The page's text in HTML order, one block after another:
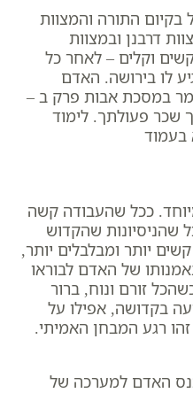
התורה והמצוות
דרבנן ובמצוות
קשים וקלים – לאחר כל
לו בירושה. האדם
במסכת אבות פרק ב –
שכר פעולתך. לימוד
בעמוד
ככל שהעבודה קשה
שהניסיונות שהקדוש
יותר ומבלבלים יותר,
של האדם לבוראו
זורם ונוח, ברור
בקדושה, אפילו על
רגע המבחן האמיתי.
האדם למערכה של